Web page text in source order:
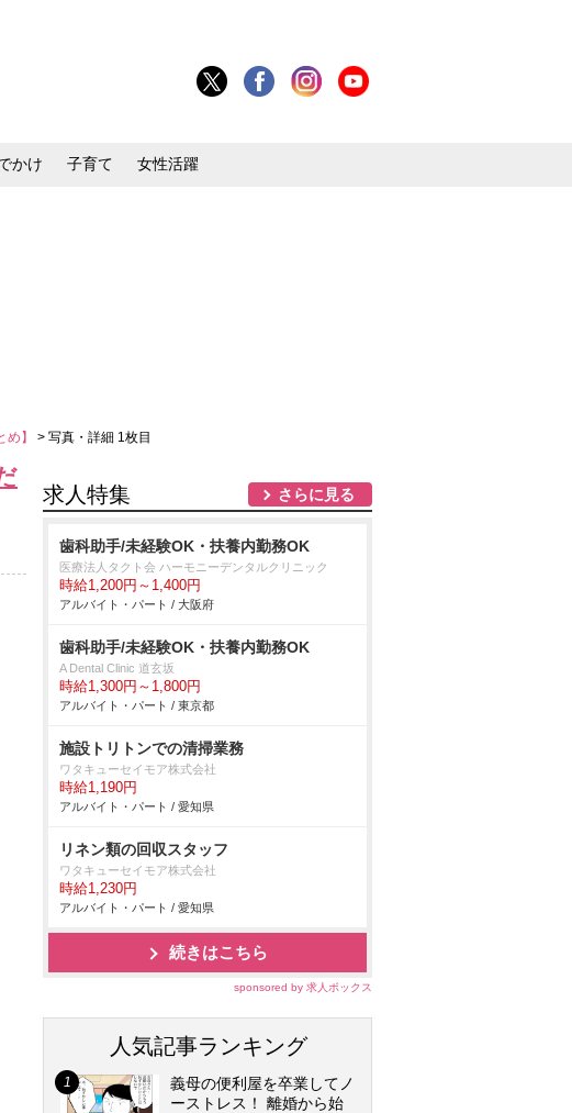
かけ 子育て 女性活躍
め】 > 写真・詳細 1枚目
求人特集 さらに見る
歯科助手/未経験OK・扶養内勤務OK
医療法人タクト会 ハーモニーデンタルクリニック
時給1,200円～1,400円
アルバイト・パート / 大阪府
歯科助手/未経験OK・扶養内勤務OK
A Dental Clinic 道玄坂
時給1,300円～1,800円
アルバイト・パート / 東京都
施設トリトンでの清掃業務
ワタキューセイモア株式会社
時給1,190円
アルバイト・パート / 愛知県
リネン類の回収スタッフ
ワタキューセイモア株式会社
時給1,230円
アルバイト・パート / 愛知県
続きはこちら
sponsored by 求人ボックス
人気記事ランキング
義母の便利屋を卒業してノ
ーストレス！ 離婚から始